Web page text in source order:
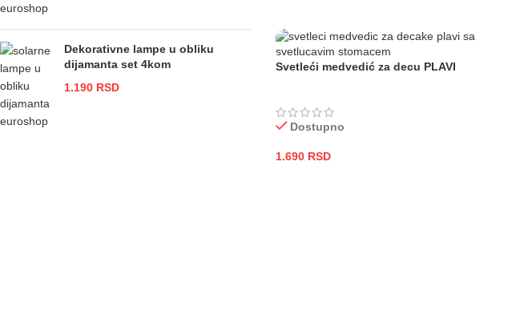
Dekorativne lampe u obliku
dijamanta set 4kom
1.190 RSD
Svetleći medvedić za decu PLAVI
Dostupno
1.690 RSD